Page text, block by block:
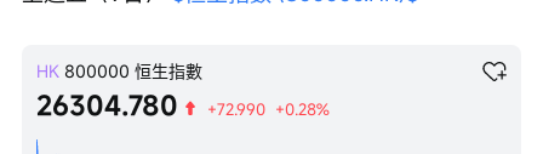
HK 800000 恒生指數
26304.780 +72.990 +0.28%